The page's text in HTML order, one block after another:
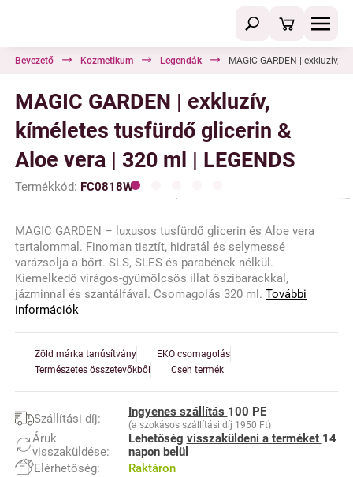
Bevezető Kozmetikum Legendák MAGIC GARDEN | exkluzív,
MAGIC GARDEN | exkluzív,
kíméletes tusfürdő glicerin &
Aloe vera | 320 ml | LEGENDS
Termékkód: FC0818W
MAGIC GARDEN – luxusos tusfürdő glicerin és Aloe vera
tartalommal. Finoman tisztít, hidratál és selymessé
varázsolja a bőrt. SLS, SLES és parabének nélkül.
Kiemelkedő virágos-gyümölcsös illat őszibarackkal,
jázminnal és szantálfával. Csomagolás 320 ml. További
információk
Zöld márka tanúsítvány
EKO csomagolás
Természetes összetevőkből
Cseh termék
Szállítási díj: Ingyenes szállítás 100 PE
(a szokásos szállítási díj 1950 Ft)
Áruk
visszaküldése:
Lehetőség visszaküldeni a terméket 14
napon belül
Elérhetőség:
Raktáron